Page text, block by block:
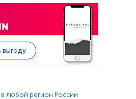
выгоду
в любой регион России